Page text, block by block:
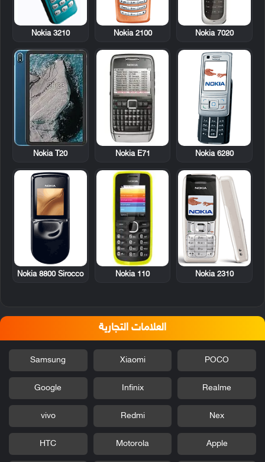
Nokia 7020
Nokia 2100
Nokia 3210
Nokia 6280
Nokia E71
Nokia T20
Nokia 2310
Nokia 110
Nokia 8800 Sirocco
العلامات التجارية
POCO
Xiaomi
Samsung
Realme
Infinix
Google
Nex
Redmi
vivo
Apple
Motorola
HTC